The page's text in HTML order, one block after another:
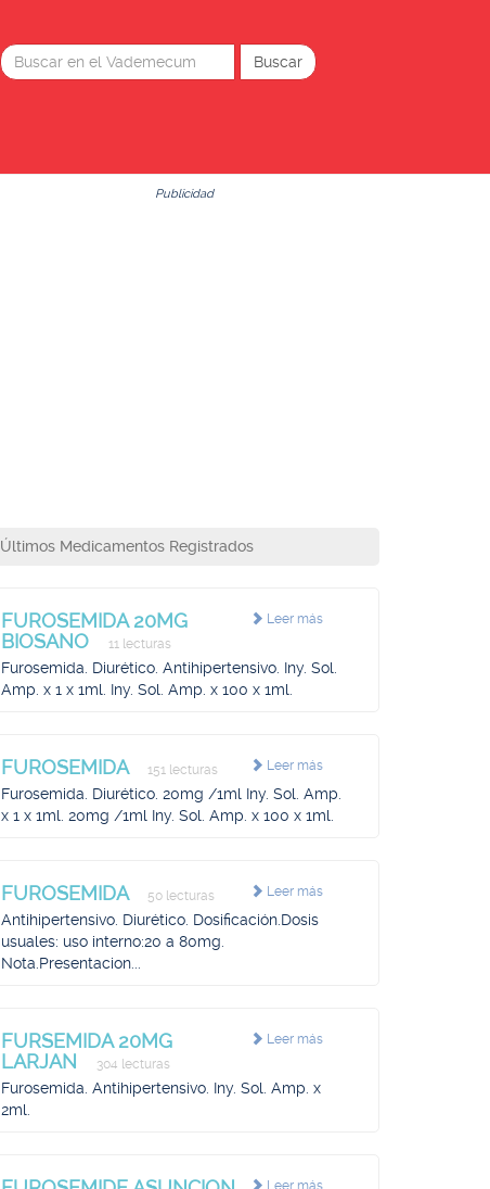
Publicidad
Últimos Medicamentos Registrados
Leer más
FUROSEMIDA 20MG
BIOSANO
11 lecturas
Furosemida. Diurético. Antihipertensivo. Iny. Sol.
Amp. x 1 x 1ml. Iny. Sol. Amp. x 100 x 1ml.
Leer más
FUROSEMIDA 151 lecturas
Furosemida. Diurético. 20mg /1ml Iny. Sol. Amp.
x 1 x 1ml. 20mg /1ml Iny. Sol. Amp. x 100 x 1ml.
Leer más
FUROSEMIDA 50 lecturas
Antihipertensivo. Diurético. Dosificación.Dosis
usuales: uso interno:20 a 80mg.
Nota.Presentacion...
Leer más
FURSEMIDA 20MG
LARJAN
304 lecturas
Furosemida. Antihipertensivo. Iny. Sol. Amp. x
2ml.
Leer más